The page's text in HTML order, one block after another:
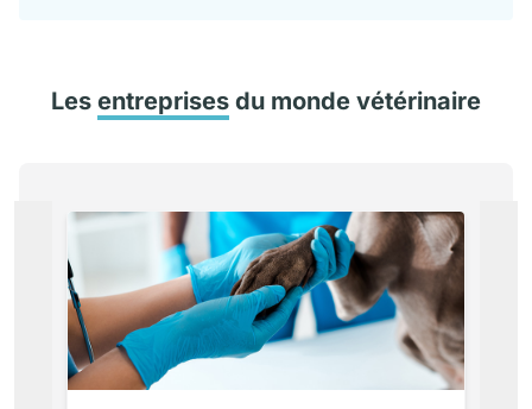
Les entreprises du monde vétérinaire